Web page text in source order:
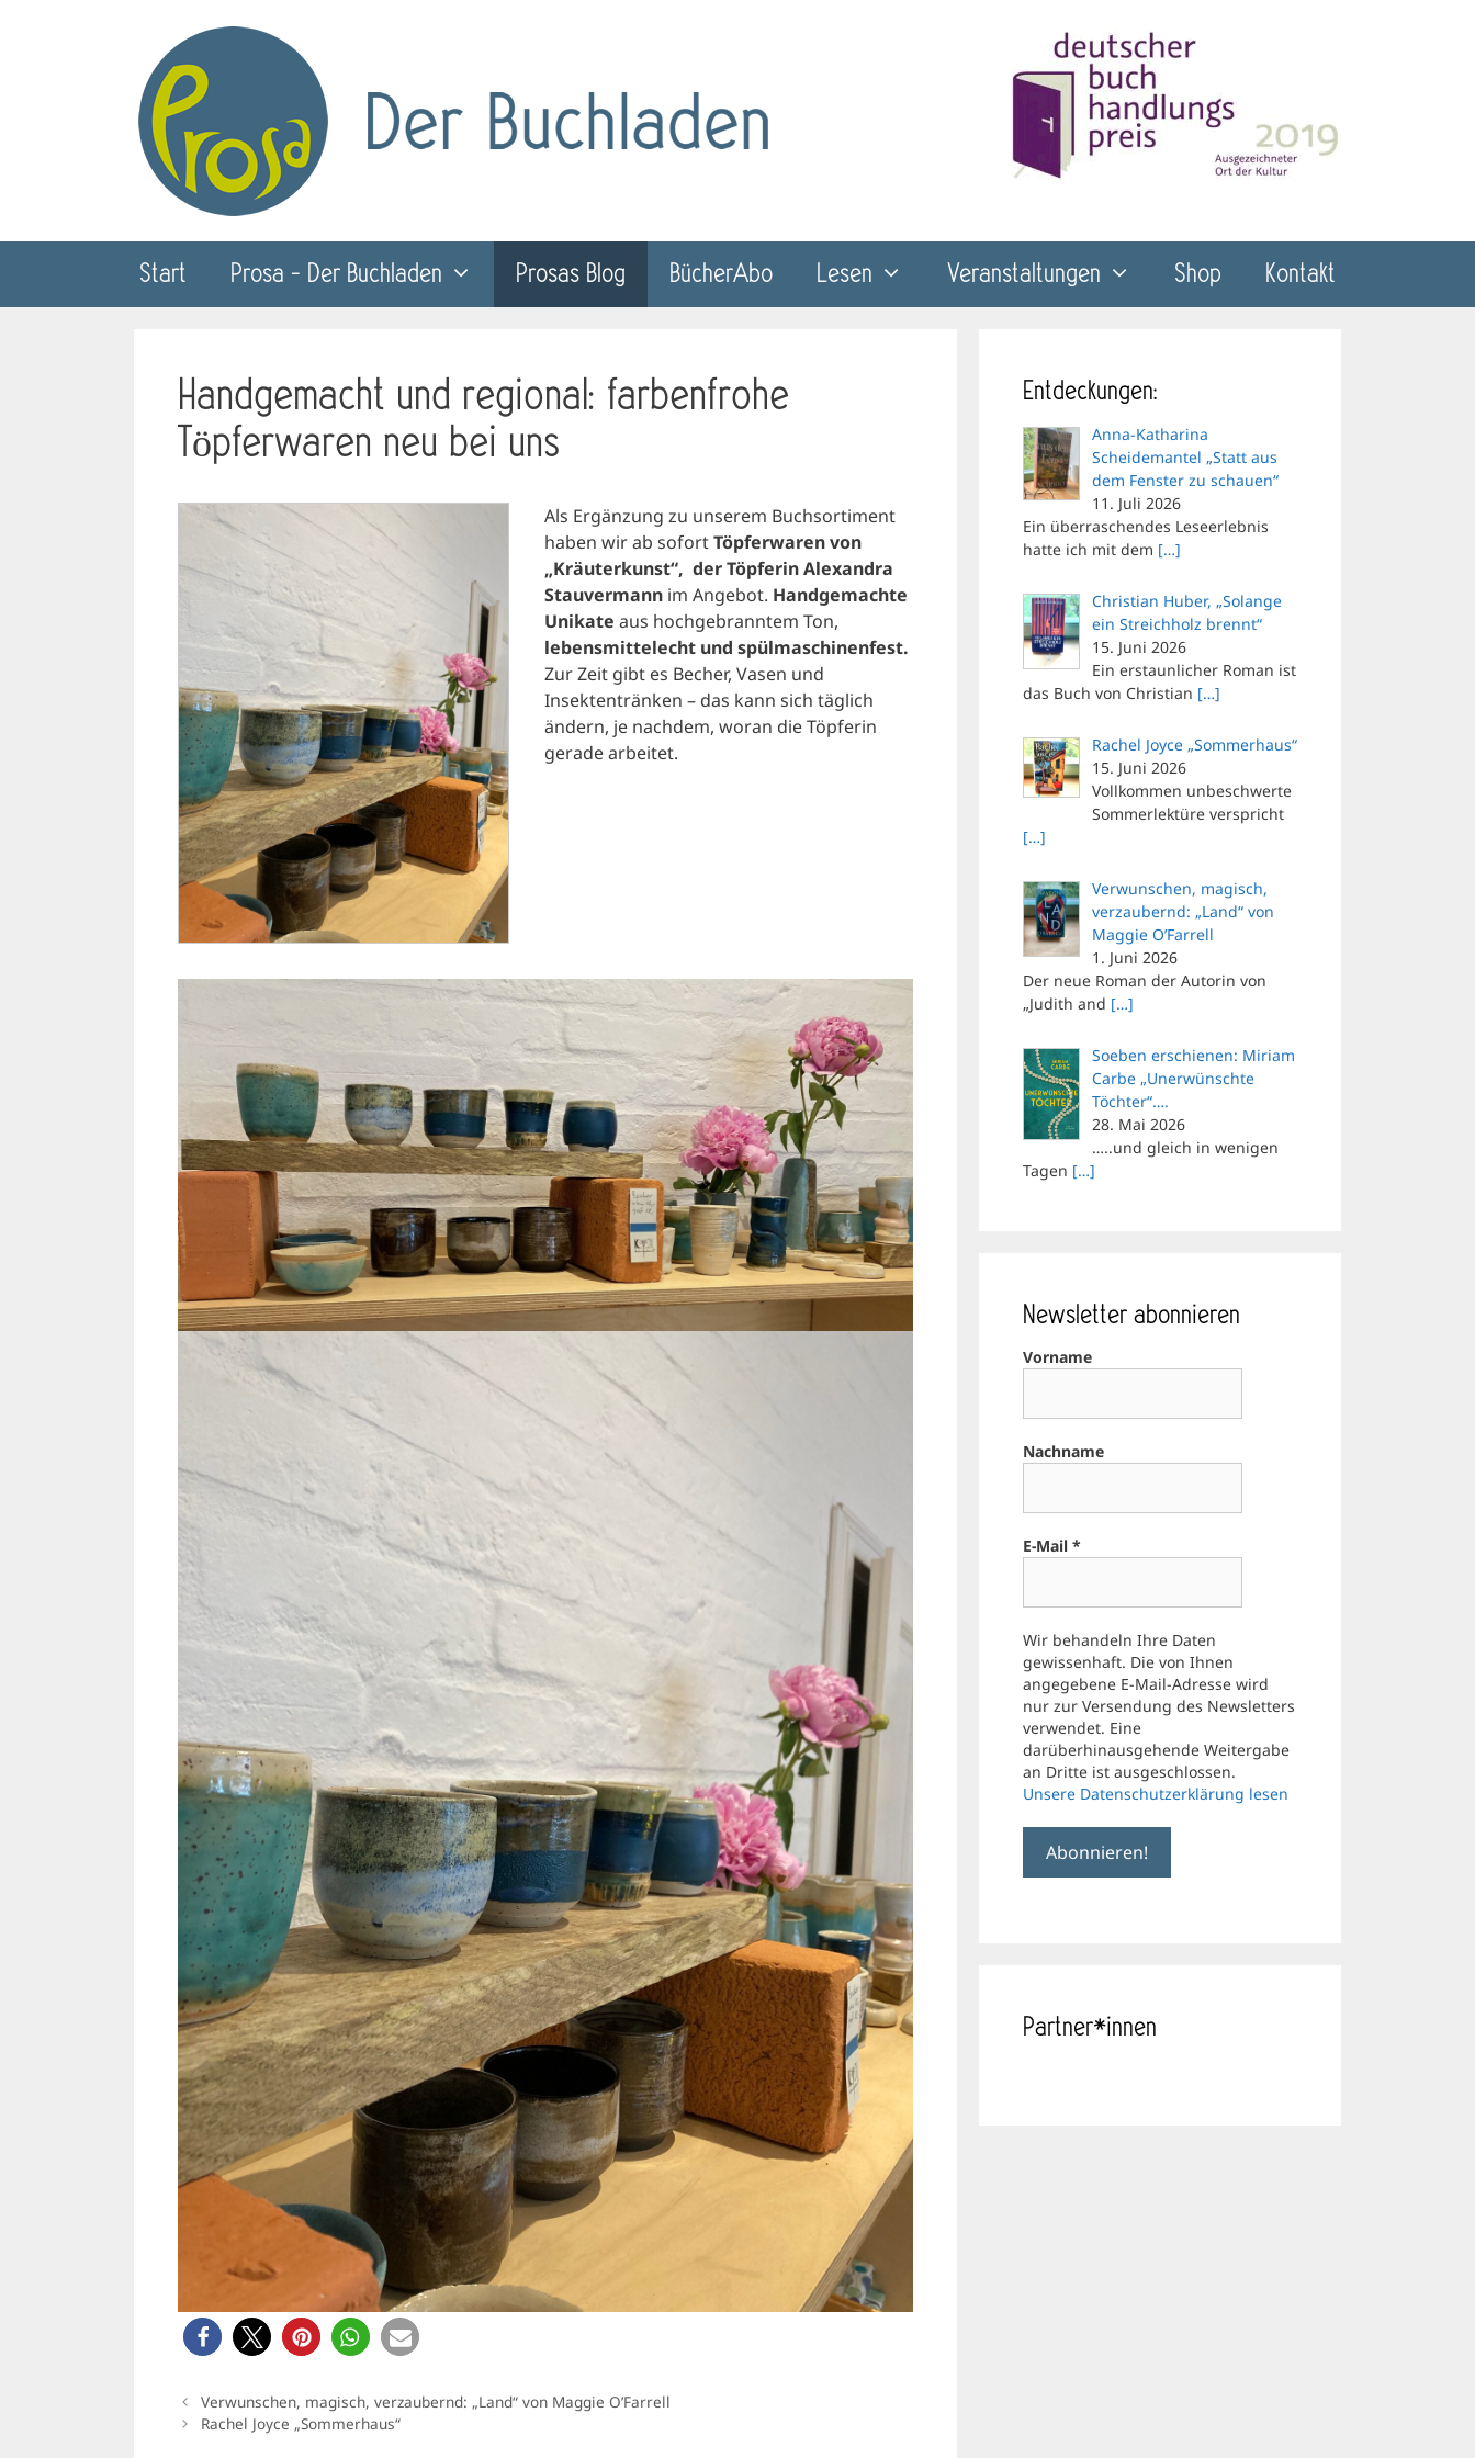
Start Prosa – Der Buchladen Prosas Blog BücherAbo Lesen Veranstaltungen Shop Kontakt
Handgemacht und regional: farbenfrohe
Töpferwaren neu bei uns
Als Ergänzung zu unserem Buchsortiment
haben wir ab sofortTöpferwaren von
„Kräuterkunst“, der Töpferin Alexandra
Stauvermann im Angebot. Handgemachte
Unikate aus hochgebranntem Ton,
lebensmittelecht und spülmaschinenfest.
Zur Zeit gibt es Becher, Vasen und
Insektentränken – das kann sich täglich
ändern, je nachdem, woran die Töpferin
gerade arbeitet.
Verwunschen, magisch, verzaubernd: „Land“ von Maggie O’Farrell
Rachel Joyce „Sommerhaus“
Entdeckungen:
Anna-Katharina
Scheidemantel „Statt aus
dem Fenster zu schauen“
11. Juli 2026
Ein überraschendes Leseerlebnis
hatte ich mit dem […]
Christian Huber, „Solange
ein Streichholz brennt“
15. Juni 2026
Ein erstaunlicher Roman ist
das Buch von Christian […]
Rachel Joyce „Sommerhaus“
15. Juni 2026
Vollkommen unbeschwerte
Sommerlektüre verspricht
[…]
Verwunschen, magisch,
verzaubernd: „Land“ von
Maggie O’Farrell
1. Juni 2026
Der neue Roman der Autorin von
„Judith and […]
Soeben erschienen: Miriam
Carbe „Unerwünschte
Töchter“….
28. Mai 2026
…..und gleich in wenigen
Tagen […]
Newsletter abonnieren
Vorname
Nachname
E-Mail *
Wir behandeln Ihre Daten
gewissenhaft. Die von Ihnen
angegebene E-Mail-Adresse wird
nur zur Versendung des Newsletters
verwendet. Eine
darüberhinausgehende Weitergabe
an Dritte ist ausgeschlossen.
Unsere Datenschutzerklärung lesen
Partner*innen